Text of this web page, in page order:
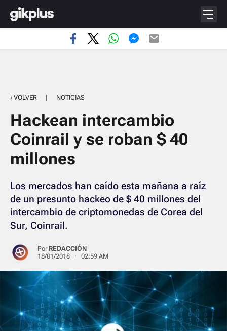
‹ VOLVER | NOTICIAS
Hackean intercambio
Coinrail y se roban $ 40
millones
Los mercados han caído esta mañana a raíz
de un presunto hackeo de $ 40 millones del
intercambio de criptomonedas de Corea del
Sur, Coinrail.
Por REDACCIÓN
18/01/2018 · 02:59 AM